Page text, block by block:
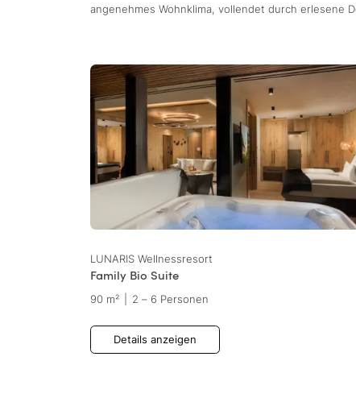
angenehmes Wohnklima, vollendet durch erlesene
LUNARIS Wellnessresort
Family Bio Suite
90 m² 2 – 6 Personen
Details anzeigen